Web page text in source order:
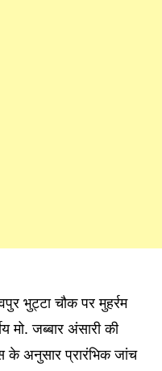
भुट्टा चौक पर मुहर्रम
मो. जब्बार अंसारी की
के अनुसार प्रारंभिक जांच